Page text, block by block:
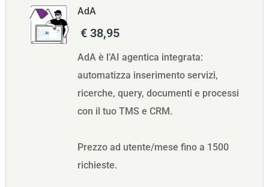
AdA
€ 38,95
AdA è l’AI agentica integrata:
automatizza inserimento servizi,
ricerche, query, documenti e processi
con il tuo TMS e CRM.
Prezzo ad utente/mese fino a 1500
richieste.